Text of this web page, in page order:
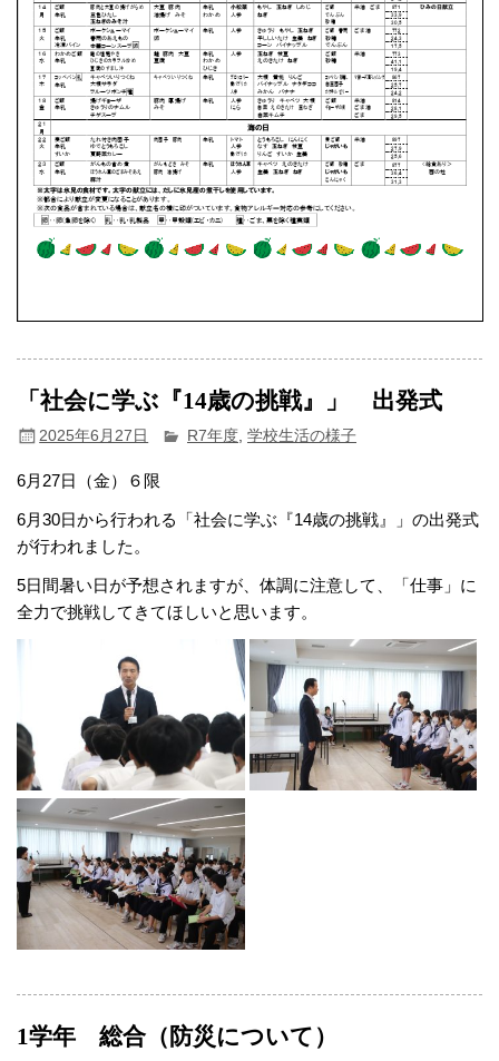
「社会に学ぶ『14歳の挑戦』」 出発式
2025年6月27日 R7年度 ,学校生活の様子
6月27日（金）６限
6月30日から行われる「社会に学ぶ『14歳の挑戦』」の出発式
が行われました。
5日間暑い日が予想されますが、体調に注意して、「仕事」に
全力で挑戦してきてほしいと思います。
1学年 総合（防災について）